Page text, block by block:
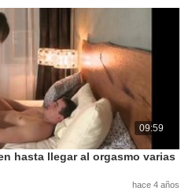
09:59
hasta llegar al orgasmo varias
hace 4 años